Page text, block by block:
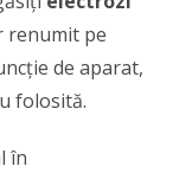
renumit pe
de aparat,
folosită.
în